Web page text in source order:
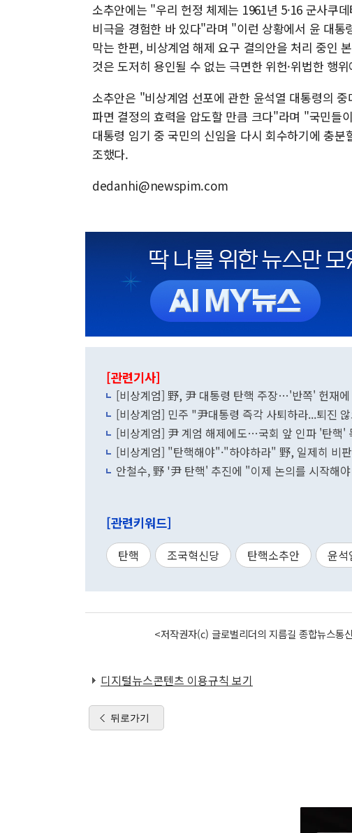
소추안에는 "우리 헌정 체제는 1961년 5·16 군사쿠
비극을 경험한 바 있다"라며 "이런 상황에서 윤 대
막는 한편, 비상계엄 해제 요구 결의안을 처리 중인
것은 도저히 용인될 수 없는 극면한 위헌·위법한 행
소추안은 "비상계엄 선포에 관한 윤석열 대통령의
파면 결정의 효력을 압도할 만큼 크다"라며 "국민들
대통령 임기 중 국민의 신임을 다시 회수하기에 충
조했다.
dedanhi@newspim.com
[관련기사]
[비상계엄] 野, 尹 대통령 탄핵 주장…'반쪽' 헌재
[비상계엄] 민주 "尹대통령 즉각 사퇴하라...퇴진
[비상계엄] 尹 계엄 해제에도…국회 앞 인파 '탄핵'
[비상계엄] "탄핵해야"·"하야하라" 野, 일제히 비
안철수, 野 '尹 탄핵' 추진에 "이제 논의를 시작해
[관련키워드]
탄핵 조국혁신당 탄핵소추안 윤석
<저작권자(c) 글로벌리더의 지름길 종합뉴스
디지털뉴스콘텐츠 이용규칙 보기
뒤로가기